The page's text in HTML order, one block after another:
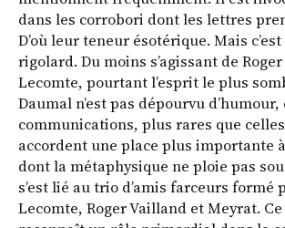
dans les corrobori dont les lettres
D’où leur teneur ésotérique. Mais
rigolard. Du moins s’agissant de
Lecomte, pourtant l’esprit le plus
Daumal n’est pas dépourvu
communications, plus rares que
accordent une place plus importante
dont la métaphysique ne ploie pas
s’est lié au trio d’amis farceurs formé
Lecomte, Roger Vailland et Meyrat.